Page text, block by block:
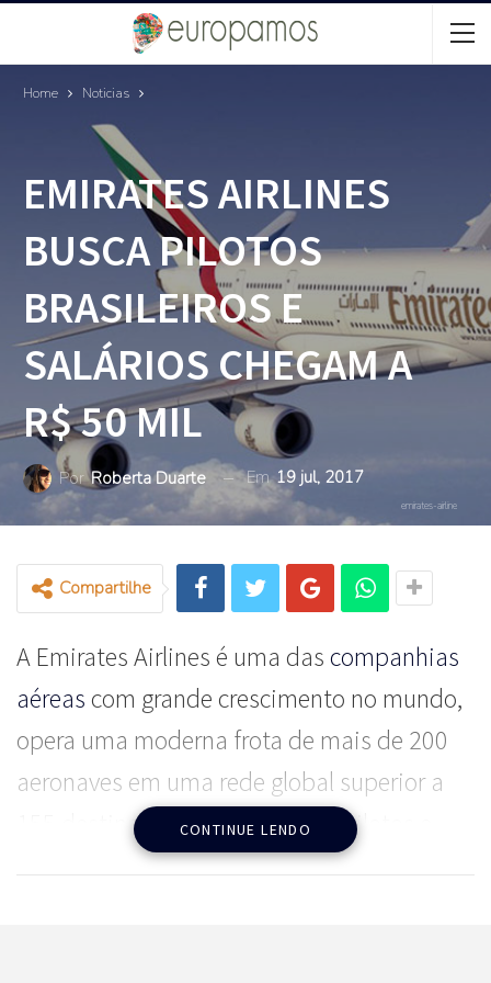
Home Noticias
EMIRATES AIRLINES
BUSCA PILOTOS
BRASILEIROS E
SALÁRIOS CHEGAM A
R$ 50 MIL
PorRoberta Duarte Em19 jul, 2017
emirates-airline
Compartilhe
A Emirates Airlines é uma dascompanhias
aéreas com grande crescimento no mundo,
opera uma moderna frota de mais de 200
aeronaves em uma rede global superior a
155 destinos e está recrutando pilotos e
copilotos para fazer parte do seu time.
CONTINUE LENDO